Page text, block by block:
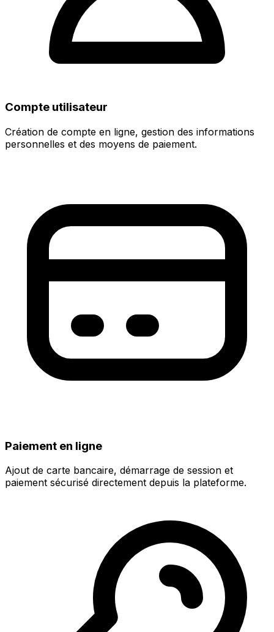
Compte utilisateur
Création de compte en ligne, gestion des informations
personnelles et des moyens de paiement.
Paiement en ligne
Ajout de carte bancaire, démarrage de session et
paiement sécurisé directement depuis la plateforme.